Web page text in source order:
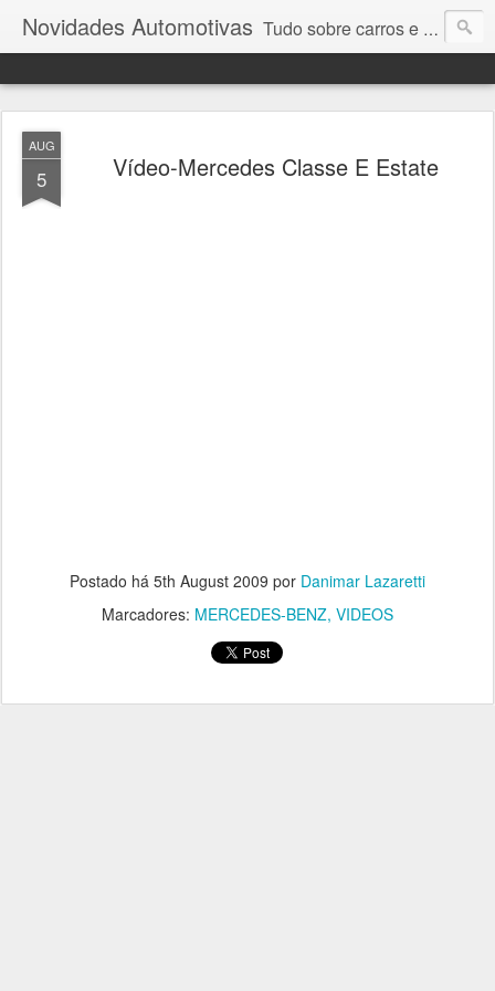
Novidades Automotivas Tudo sobre carros e motores
AUG
5 Vídeo-Mercedes Classe E Estate
Postado há 5th August 2009 por Danimar Lazaretti
Marcadores: MERCEDES-BENZ VIDEOS